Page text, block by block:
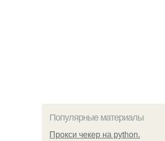
Популярные материалы
Прокси чекер на python.